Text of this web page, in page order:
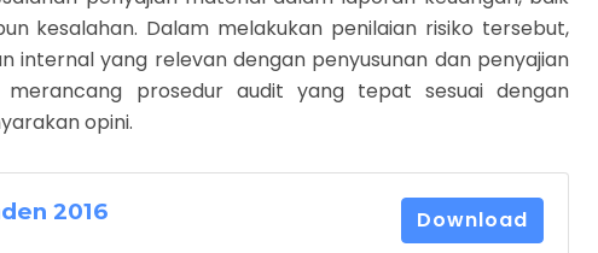
kesalahan. Dalam melakukan penilaian risiko tersebut,
internal yang relevan dengan penyusunan dan penyajian
prosedur audit yang tepat sesuai dengan
opini.
2016 Download